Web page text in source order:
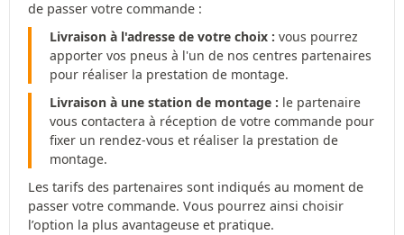
de passer votre commande :
Livraison à l'adresse de votre choix : vous pourrez
apporter vos pneus à l'un de nos centres partenaires
pour réaliser la prestation de montage.
Livraison à une station de montage : le partenaire
vous contactera à réception de votre commande pour
fixer un rendez-vous et réaliser la prestation de
montage.
Les tarifs des partenaires sont indiqués au moment de
passer votre commande. Vous pourrez ainsi choisir
l’option la plus avantageuse et pratique.